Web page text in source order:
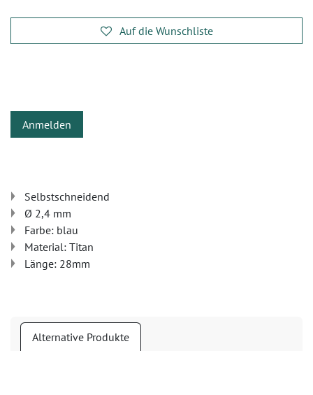
Auf die Wunschliste
Anmelden
Selbstschneidend
Ø 2,4 mm
Farbe: blau
Material: Titan
Länge: 28mm
Alternative Produkte